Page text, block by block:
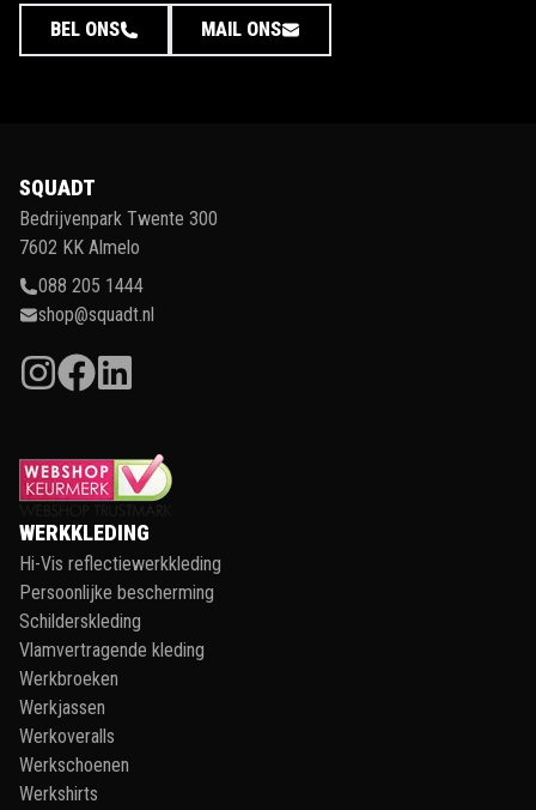
BEL ONS MAIL ONS
SQUADT
Bedrijvenpark Twente 300
7602 KK Almelo
088 205 1444
shop@squadt.nl
WERKKLEDING
Hi-Vis reflectiewerkkleding
Persoonlijke bescherming
Schilderskleding
Vlamvertragende kleding
Werkbroeken
Werkjassen
Werkoveralls
Werkschoenen
Werkshirts